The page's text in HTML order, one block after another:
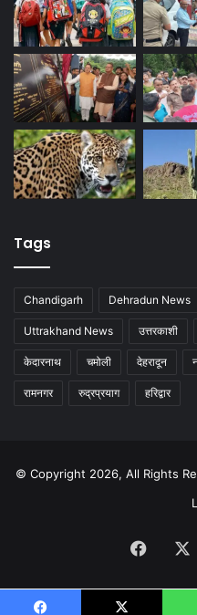
Tags
Chandigarh Dehradun News
Uttrakhand News उत्तरकाशी
केदारनाथ चमोली देहरादून
रामनगर रुद्रप्रयाग हरिद्वार
© Copyright 2026, All Rights